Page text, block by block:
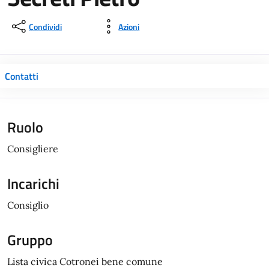
Condividi Azioni
Contatti
Ruolo
Consigliere
Incarichi
Consiglio
Gruppo
Lista civica Cotronei bene comune